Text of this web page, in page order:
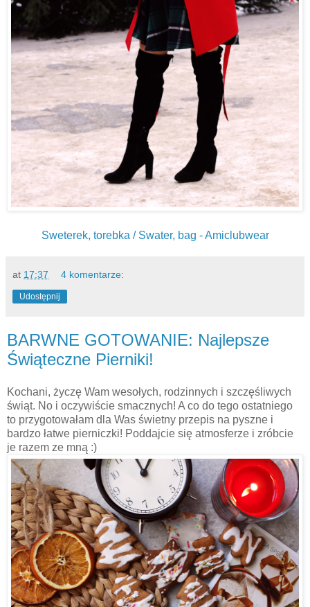
Sweterek, torebka / Swater, bag - Amiclubwear
at 17:37 4 komentarze:
Udostępnij
BARWNE GOTOWANIE: Najlepsze
Świąteczne Pierniki!
Kochani, życzę Wam wesołych, rodzinnych i szczęśliwych
świąt. No i oczywiście smacznych! A co do tego ostatniego
to przygotowałam dla Was świetny przepis na pyszne i
bardzo łatwe pierniczki! Poddajcie się atmosferze i zróbcie
je razem ze mną :)